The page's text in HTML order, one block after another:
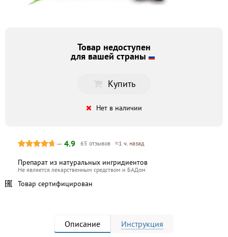
Товар недоступен
для вашей страны
Купить
Нет в наличии
— 4.9 65 отзывов ≈1 ч. назад
Препарат из натуральных ингридиентов
Не является лекарственным средством и БАДом
Товар сертифицирован
Описание Инструкция